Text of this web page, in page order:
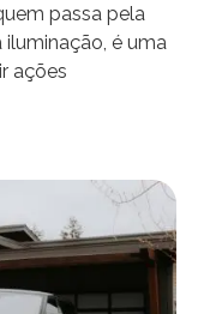
passa pela
iluminação, é uma
ações